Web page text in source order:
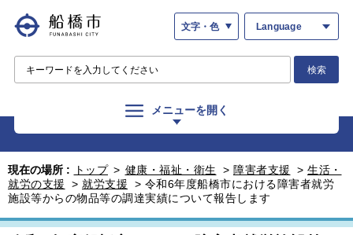
文字・色 Language
検索
メニューを開く
現在の場所 : トップ > 健康・福祉・衛生 > 障害者支援 > 生活・
就労の支援
> 就労支援 > 令和6年度船橋市における障害者就労
施設等からの物品等の調達実績について報告します